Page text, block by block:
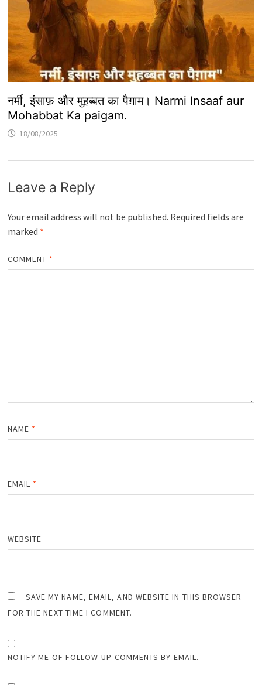
नर्मी, इंसाफ़ और मुहब्बत का पैग़ाम। Narmi Insaaf aur
Mohabbat Ka paigam.
18/08/2025
Leave a Reply
Your email address will not be published. Required fields are
marked *
COMMENT *
NAME *
EMAIL *
WEBSITE
SAVE MY NAME, EMAIL, AND WEBSITE IN THIS BROWSER
FOR THE NEXT TIME I COMMENT.
NOTIFY ME OF FOLLOW-UP COMMENTS BY EMAIL.